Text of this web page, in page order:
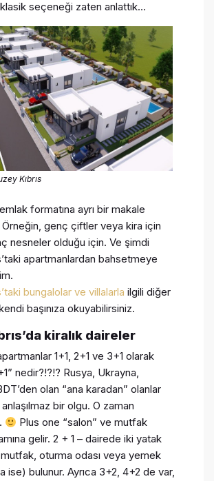
seçeneği zaten anlattık…
Kıbrıs
formatına ayrı bir makale
Örneğin, genç çiftler veya kira için
nesneler olduğu için. Ve şimdi
apartmanlardan bahsetmeye
bungalolar ve villalarla ilgili diğer
başınıza okuyabilirsiniz.
kiralık daireler
1+1, 2+1 ve 3+1 olarak
nedir?!?!? Rusya, Ukrayna,
olan “ana karadan” olanlar
bir olgu. O zaman
Plus one “salon” ve mutfak
gelir. 2 + 1 – dairede iki yatak
oturma odası veya yemek
ise) bulunur. Ayrıca 3+2, 4+2 de var,